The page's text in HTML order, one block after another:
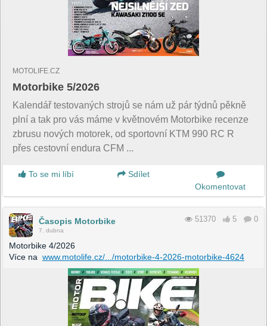
MOTOLIFE.CZ
Motorbike 5/2026
Kalendář testovaných strojů se nám už pár týdnů pěkně
plní a tak pro vás máme v květnovém Motorbike recenze
zbrusu nových motorek, od sportovní KTM 990 RC R
přes cestovní endura CFM ...
To se mi líbí
Sdílet
Okomentovat
Časopis Motorbike
7. dubna
51370 5 0
Motorbike 4/2026
Více na www.motolife.cz/.../motorbike-4-2026-motorbike-4624